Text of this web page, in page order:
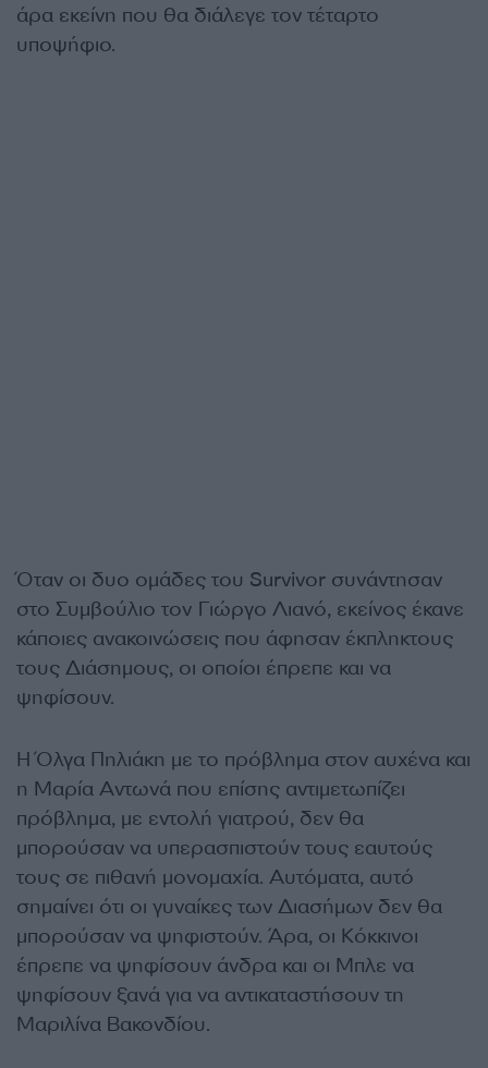
άρα εκείνη που θα διάλεγε τον τέταρτο
υποψήφιο.
Όταν οι δυο ομάδες του Survivor συνάντησαν
στο Συμβούλιο τον Γιώργο Λιανό, εκείνος έκανε
κάποιες ανακοινώσεις που άφησαν έκπληκτους
τους Διάσημους, οι οποίοι έπρεπε και να
ψηφίσουν.
Η Όλγα Πηλιάκη με το πρόβλημα στον αυχένα και
η Μαρία Αντωνά που επίσης αντιμετωπίζει
πρόβλημα, με εντολή γιατρού, δεν θα
μπορούσαν να υπερασπιστούν τους εαυτούς
τους σε πιθανή μονομαχία. Αυτόματα, αυτό
σημαίνει ότι οι γυναίκες των Διασήμων δεν θα
μπορούσαν να ψηφιστούν. Άρα, οι Κόκκινοι
έπρεπε να ψηφίσουν άνδρα και οι Μπλε να
ψηφίσουν ξανά για να αντικαταστήσουν τη
Μαριλίνα Βακονδίου.